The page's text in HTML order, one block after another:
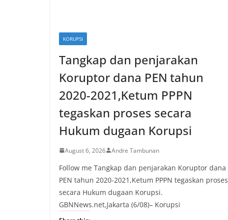
KORUPSI
Tangkap dan penjarakan
Koruptor dana PEN tahun
2020-2021,Ketum PPPN
tegaskan proses secara
Hukum dugaan Korupsi
August 6, 2026 Andre Tambunan
Follow me Tangkap dan penjarakan Koruptor dana
PEN tahun 2020-2021,Ketum PPPN tegaskan proses
secara Hukum dugaan Korupsi.
GBNNews.net,Jakarta (6/08)– Korupsi